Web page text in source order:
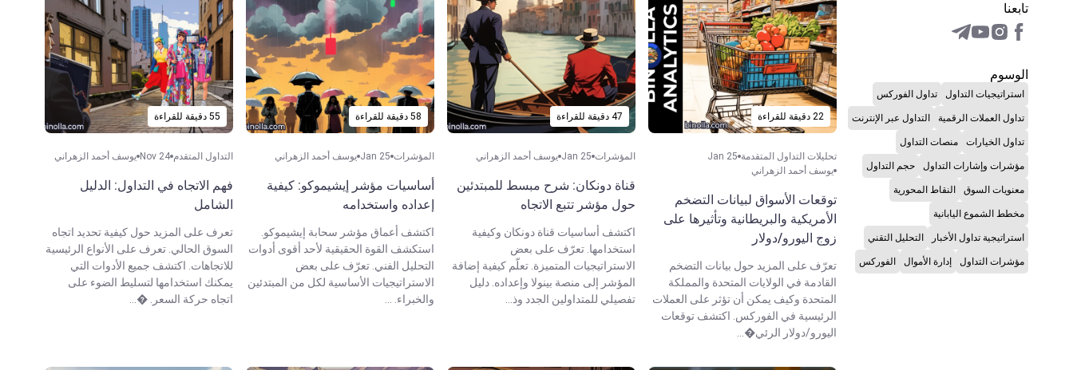
تابعنا
الوسوم
استراتيجيات التداول تداول الفوركس
تداول العملات الرقمية التداول عبر الإنترنت
تداول الخيارات منصات التداول
مؤشرات وإشارات التداول حجم التداول
معنويات السوق النقاط المحورية
مخطط الشموع اليابانية
استراتيجية تداول الأخبار التحليل التقني
مؤشرات التداول إدارة الأموال الفوركس
22 دقيقة للقراءة
تحليلات التداول المتقدمة Jan 25
يوسف أحمد الزهراني
توقعات الأسواق لبيانات التضخم
الأمريكية والبريطانية وتأثيرها على
زوج اليورو/دولار
تعرّف على المزيد حول بيانات التضخم
القادمة في الولايات المتحدة والمملكة
المتحدة وكيف يمكن أن تؤثر على العملات
الرئيسية في الفوركس. اكتشف توقعات
اليورو/دولار الرئي�...
47 دقيقة للقراءة
المؤشرات Jan 25 يوسف أحمد الزهراني
قناة دونكان: شرح مبسط للمبتدئين
حول مؤشر تتبع الاتجاه
اكتشف أساسيات قناة دونكان وكيفية
استخدامها. تعرّف على بعض
الاستراتيجيات المتميزة. تعلّم كيفية إضافة
المؤشر إلى منصة بينولا وإعداده. دليل
تفصيلي للمتداولين الجدد وذ...
58 دقيقة للقراءة
المؤشرات Jan 25 يوسف أحمد الزهراني
أساسيات مؤشر إيشيموكو: كيفية
إعداده واستخدامه
اكتشف أعماق مؤشر سحابة إيشيموكو.
استكشف القوة الحقيقية لأحد أقوى أدوات
التحليل الفني. تعرّف على بعض
الاستراتيجيات الأساسية لكل من المبتدئين
والخبراء. ...
55 دقيقة للقراءة
التداول المتقدم Nov 24 يوسف أحمد الزهراني
فهم الاتجاه في التداول: الدليل
الشامل
تعرف على المزيد حول كيفية تحديد اتجاه
السوق الحالي. تعرف على الأنواع الرئيسية
للاتجاهات. اكتشف جميع الأدوات التي
يمكنك استخدامها لتسليط الضوء على
اتجاه حركة السعر. �...